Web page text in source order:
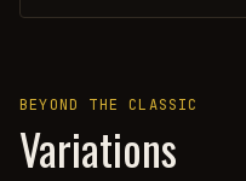
BEYOND THE CLASSIC
Variations